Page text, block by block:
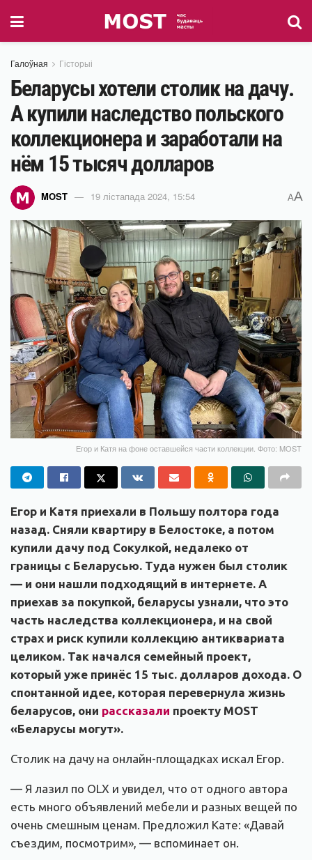
Галоўная Гісторыі
Беларусы хотели столик на дачу.
А купили наследство польского
коллекционера и заработали на
нём 15 тысяч долларов
MOST 19 лістапада 2024, 15:54 AA
Егор и Катя на фоне оставшейся части коллекции. Фото: MOST
Егор и Катя приехали в Польшу полтора года
назад. Сняли квартиру в Белостоке, а потом
купили дачу под Сокулкой, недалеко от
границы с Беларусью. Туда нужен был столик
— и они нашли подходящий в интернете. А
приехав за покупкой, беларусы узнали, что это
часть наследства коллекционера, и на свой
страх и риск купили коллекцию антиквариата
целиком. Так начался семейный проект,
который уже принёс 15 тыс. долларов дохода. О
спонтанной идее, которая перевернула жизнь
беларусов, они рассказали проекту MOST
«Беларусы могут».
Столик на дачу на онлайн-площадках искал Егор.
— Я лазил по OLX и увидел, что от одного автора
есть много объявлений мебели и разных вещей по
очень смешным ценам. Предложил Кате: «Давай
съездим, посмотрим», — вспоминает он.